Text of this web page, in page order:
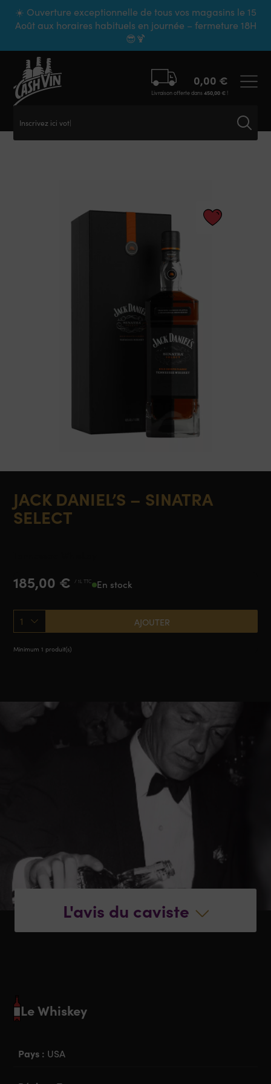
☀️ Ouverture exceptionnelle de tous vos magasins le 15
Août aux horaires habituels en journée – fermeture 18H
😎🍹
Inscrivez ici votre
0,00 €
Livraison offerte dans450,00 €!
JACK DANIEL’S – SINATRA
SELECT
185,00 € / 1L TTC En stock
1 AJOUTER
Minimum 1 produit(s)
L'avis du caviste
Le Whiskey
Pays : USA
Panneau de gestion des cookies